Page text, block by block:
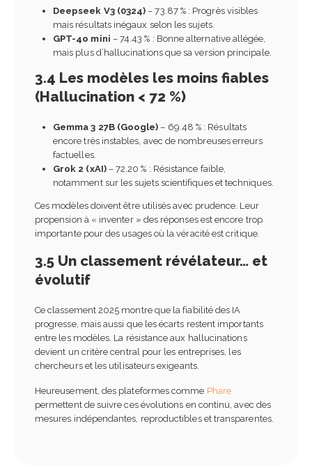
Deepseek V3 (0324) – 73.87 % : Progrès visibles
mais résultats inégaux selon les sujets.
GPT-4o mini – 74.43 % : Bonne alternative allégée,
mais plus d’hallucinations que sa version principale.
3.4 Les modèles les moins fiables
(Hallucination < 72 %)
Gemma 3 27B (Google) – 69.48 % : Résultats
encore très instables, avec de nombreuses erreurs
factuelles.
Grok 2 (xAI)– 72.20 % : Résistance faible,
notamment sur les sujets scientifiques et techniques.
Ces modèles doivent être utilisés avec prudence. Leur
propension à « inventer » des réponses est encore trop
importante pour des usages où la véracité est critique.
3.5 Un classement révélateur… et
évolutif
Ce classement 2025 montre que la fiabilité des IA
progresse, mais aussi que les écarts restent importants
entre les modèles. La résistance aux hallucinations
devient un critère central pour les entreprises, les
chercheurs et les utilisateurs exigeants.
Heureusement, des plateformes comme Phare
permettent de suivre ces évolutions en continu, avec des
mesures indépendantes, reproductibles et transparentes.